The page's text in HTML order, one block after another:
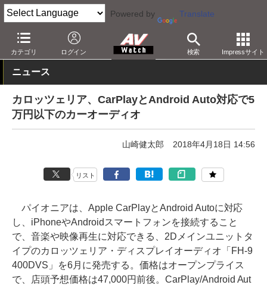
Powered by Translate
カテゴリ ログイン 検索 Impressサイト
AV Watch 製品 カーナビ/オーディオ
ニュース
カロッツェリア、CarPlayとAndroid Auto対応で5
万円以下のカーオーディオ
山崎健太郎 2018年4月18日 14:56
リスト
パイオニアは、Apple CarPlayとAndroid Autoに対応
し、iPhoneやAndroidスマートフォンを接続すること
で、音楽や映像再生に対応できる、2Dメインユニットタ
イプのカロッツェリア・ディスプレイオーディオ「FH-9
400DVS」を6月に発売する。価格はオープンプライス
で、店頭予想価格は47,000円前後。CarPlay/Android Aut